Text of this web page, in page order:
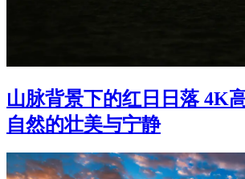
山脉背景下的红日日落 4K
自然的壮美与宁静